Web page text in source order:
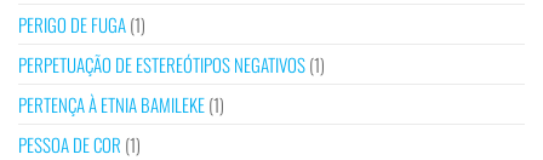
PERIGO DE FUGA(1)
PERPETUAÇÃO DE ESTEREÓTIPOS NEGATIVOS(1)
PERTENÇA À ETNIA BAMILEKE(1)
PESSOA DE COR (1)